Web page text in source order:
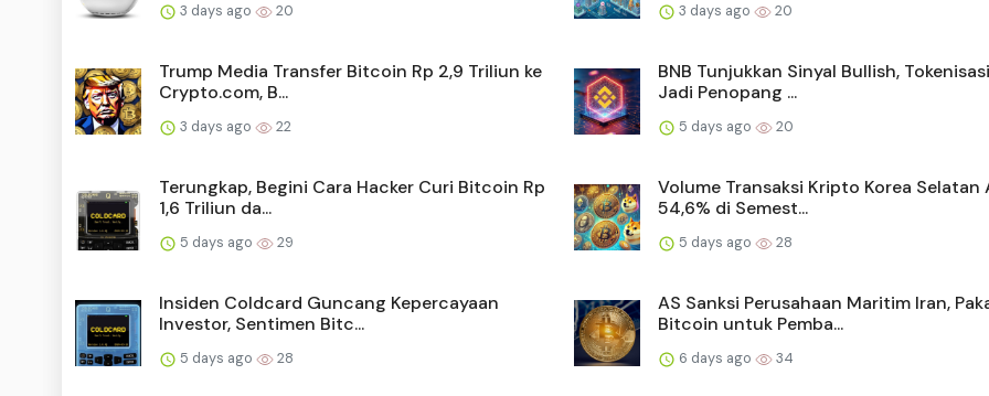
3 days ago 20 3 days ago 20
Trump Media Transfer Bitcoin Rp 2,9 Triliun ke
Crypto.com, B...
3 days ago 22
BNB Tunjukkan Sinyal Bullish,
Jadi Penopang ...
5 days ago 20
Terungkap, Begini Cara Hacker Curi Bitcoin Rp
1,6 Triliun da...
5 days ago 29
Volume Transaksi Kripto Korea Selatan
54,6% di Semest...
5 days ago 28
Insiden Coldcard Guncang Kepercayaan
Investor, Sentimen Bitc...
5 days ago 28
AS Sanksi Perusahaan Maritim Iran,
Bitcoin untuk Pemba...
6 days ago 34